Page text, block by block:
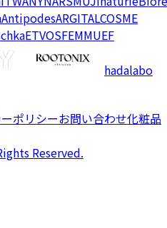
AntipodesARGITALCOSME
ETVOSFEMMUEF
hadalabo
ポリシーお問い合わせ化粧品
Reserved.